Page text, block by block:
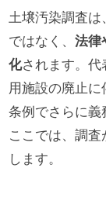
土壌汚染調査は
ではなく、法律
化されます。代
用施設の廃止
条例でさらに義
ここでは、調
します。